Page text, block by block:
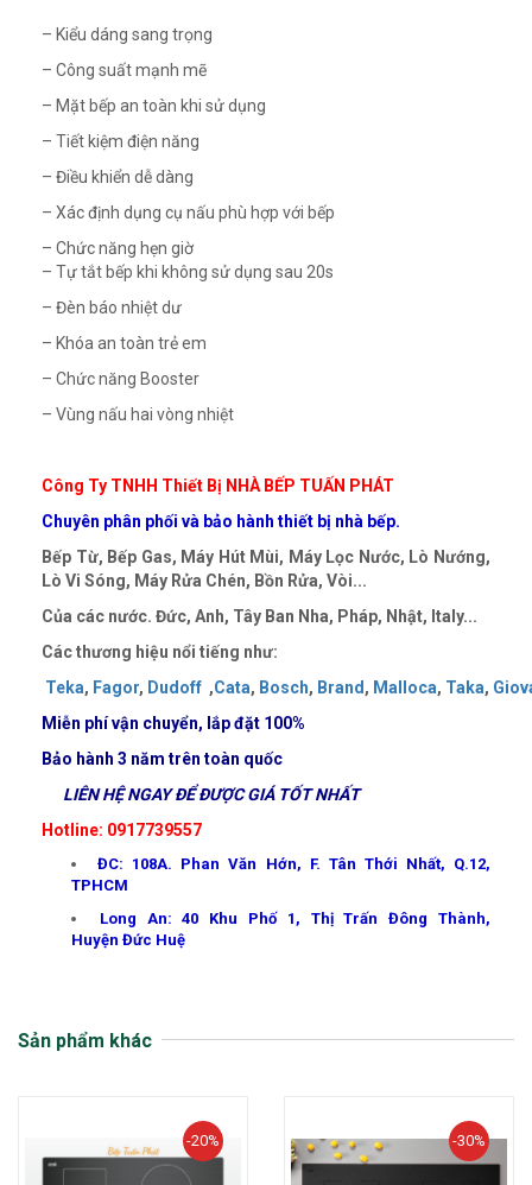
– Kiểu dáng sang trọng
– Công suất mạnh mẽ
– Mặt bếp an toàn khi sử dụng
– Tiết kiệm điện năng
– Điều khiển dễ dàng
– Xác định dụng cụ nấu phù hợp với bếp
– Chức năng hẹn giờ
– Tự tắt bếp khi không sử dụng sau 20s
– Đèn báo nhiệt dư
– Khóa an toàn trẻ em
– Chức năng Booster
– Vùng nấu hai vòng nhiệt
Công Ty TNHH Thiết Bị NHÀ BẾP TUẤN PHÁT
Chuyên phân phối và bảo hành thiết bị nhà bếp.
Bếp Từ, Bếp Gas, Máy Hút Mùi, Máy Lọc Nước, Lò Nướng,
Lò Vi Sóng, Máy Rửa Chén, Bồn Rửa, Vòi...
Của các nước. Đức, Anh, Tây Ban Nha, Pháp, Nhật, Italy...
Các thương hiệu nổi tiếng như:
Teka, Fagor, Dudoff ,Cata, Bosch, Brand, Malloca, Taka,
Miễn phí vận chuyển, lắp đặt 100%
Bảo hành 3 năm trên toàn quốc
LIÊN HỆ NGAY ĐỂ ĐƯỢC GIÁ TỐT NHẤT
Hotline: 0917739557
ĐC: 108A. Phan Văn Hớn, F. Tân Thới Nhất, Q.12,
TPHCM
Long An: 40 Khu Phố 1, Thị Trấn Đông Thành,
Huyện Đức Huệ
Sản phẩm khác
-20% -30%